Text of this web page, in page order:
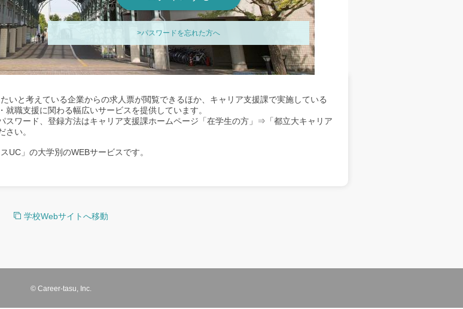
>パスワードを忘れた方へ
いと考えている企業からの求人票が閲覧できるほか、キャリア支援課で実施している
職支援に関わる幅広いサービスを提供しています。
スワード、登録方法はキャリア支援課ホームページ「在学生の方」⇒「都立大キャリア
い。
UC」の大学別のWEBサービスです。
学校Webサイトへ移動
© Career-tasu, Inc.